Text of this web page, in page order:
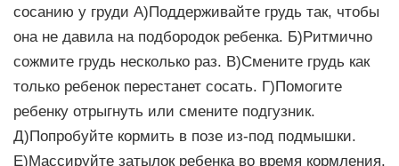
сосанию у груди А)Поддерживайте грудь так, чтобы
она не давила на подбородок ребенка. Б)Ритмично
сожмите грудь несколько раз. В)Смените грудь как
только ребенок перестанет сосать. Г)Помогите
ребенку отрыгнуть или смените подгузник.
Д)Попробуйте кормить в позе из-под подмышки.
Е)Массируйте затылок ребенка во время кормления.